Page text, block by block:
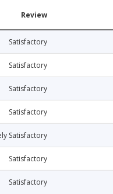
Review
Satisfactory
Satisfactory
Satisfactory
Satisfactory
Satisfactory
Satisfactory
Satisfactory